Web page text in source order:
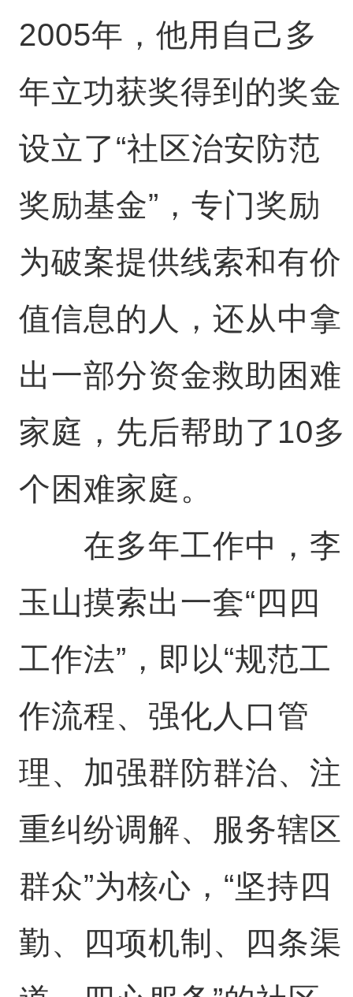
2005年，他用自己多
年立功获奖得到的奖金
设立了“社区治安防范
奖励基金”，专门奖励
为破案提供线索和有价
值信息的人，还从中拿
出一部分资金救助困难
家庭，先后帮助了10多
个困难家庭。
在多年工作中，李
玉山摸索出一套“四四
工作法”，即以“规范工
作流程、强化人口管
理、加强群防群治、注
重纠纷调解、服务辖区
群众”为核心，“坚持四
勤、四项机制、四条渠